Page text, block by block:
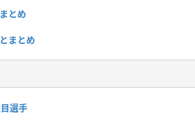
とめ
まとめ
選手